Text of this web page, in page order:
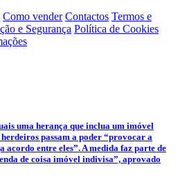
Como vender Contactos Termos e
e Segurança Política de Cookies
uma herança que inclua um imóvel
passam a poder “provocar a
acordo entre eles”. A medida faz parte de
de coisa imóvel indivisa”, aprovado